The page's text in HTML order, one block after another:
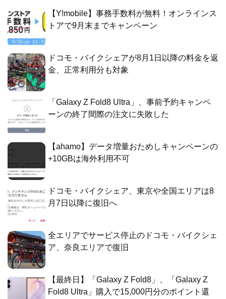
【Y!mobile】事務手数料が無料！オンラインス
トアで9月末までキャンペーン
ドコモ・バイクシェアが8月1日以降の料金を返
金、正常利用分も対象
「Galaxy Z Fold8 Ultra」、事前予約キャンペ
ーンの終了間際の注文に失敗した
【ahamo】データ増量おためしキャンペーンの
+10GBは海外利用不可
ドコモ・バイクシェア、東京や全国エリアは8
月7日以降に復旧へ
全エリアでサービス停止のドコモ・バイクシェ
ア、奈良エリアで復旧
【最終日】「Galaxy Z Fold8」、「Galaxy Z
Fold8 Ultra」購入で15,000円分のポイント還